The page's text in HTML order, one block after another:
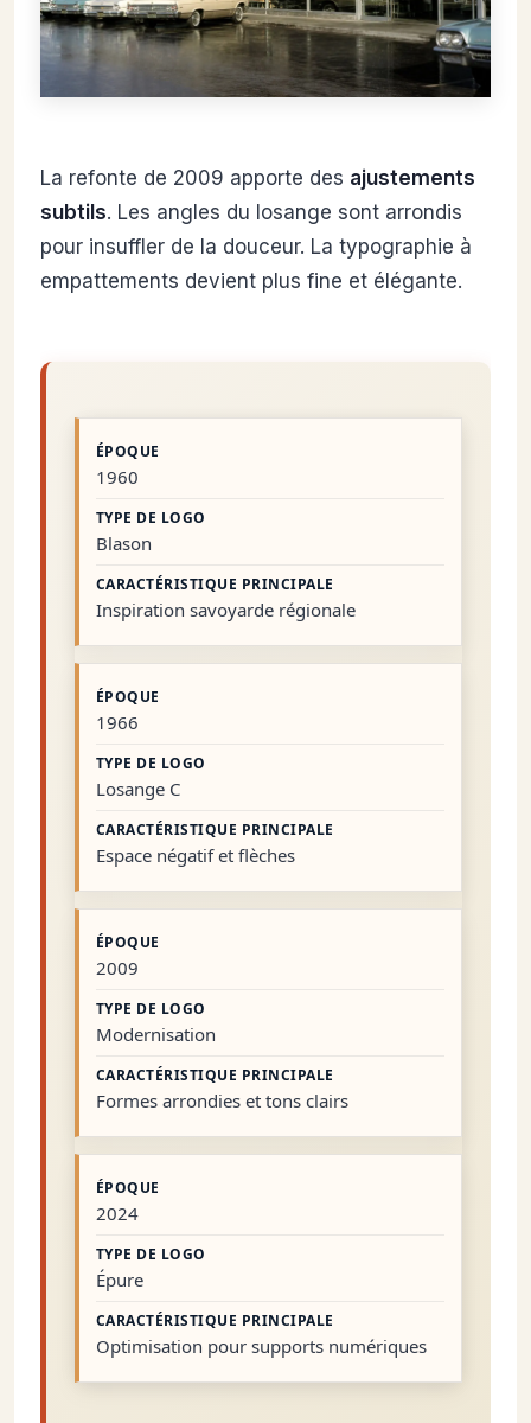
La refonte de 2009 apporte des ajustements
subtils. Les angles du losange sont arrondis
pour insuffler de la douceur. La typographie à
empattements devient plus fine et élégante.
1960
Blason
Inspiration savoyarde régionale
1966
Losange C
Espace négatif et flèches
2009
Modernisation
Formes arrondies et tons clairs
2024
Épure
Optimisation pour supports numériques